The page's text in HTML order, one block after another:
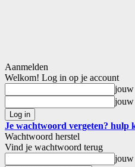
Aanmelden
Welkom! Log in op je account
jouw
jouw
Je wachtwoord vergeten? hulp
Wachtwoord herstel
Vind je wachtwoord terug
jouw